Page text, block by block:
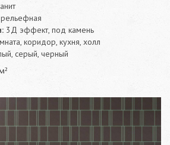
3Д эффект, под камень
коридор, кухня, холл
серый, черный